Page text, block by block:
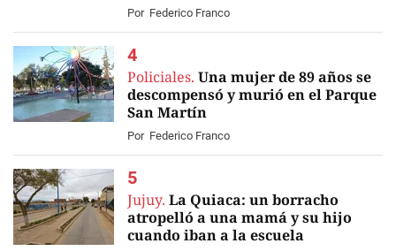
Por Federico Franco
Policiales. Una mujer de 89 años se
descompensó y murió en el Parque
San Martín
Por Federico Franco
Jujuy. La Quiaca: un borracho
atropelló a una mamá y su hijo
cuando iban a la escuela